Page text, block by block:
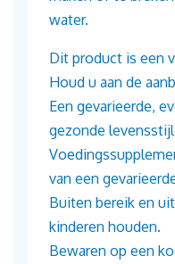
water.
Dit product is een
Houd u aan de
Een gevarieerde,
gezonde
van een
Buiten bereik en
kinderen houden.
Bewaren op een